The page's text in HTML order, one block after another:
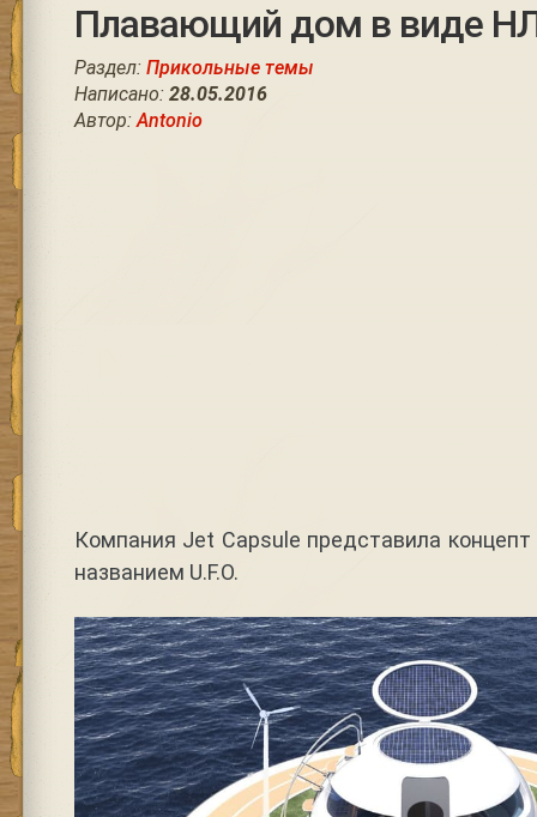
Плавающий дом в виде
Раздел: Прикольные темы
Написано: 28.05.2016
Автор:Antonio
Компания Jet Capsule представила
названием U.F.O.